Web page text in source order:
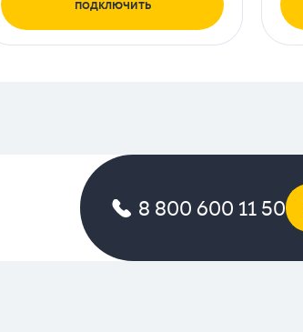
подключить
8 800 600 11 50